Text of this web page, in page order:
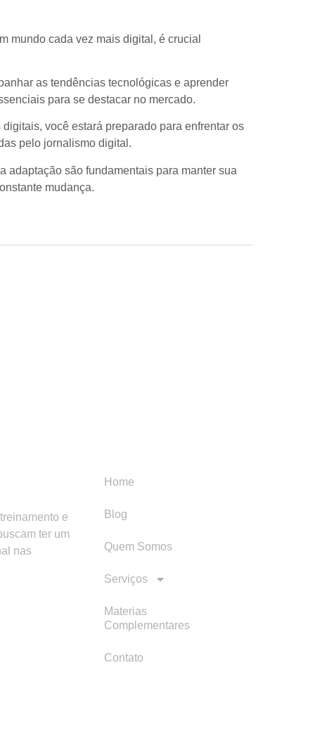
mundo cada vez mais digital, é crucial
as tendências tecnológicas e aprender
para se destacar no mercado.
você estará preparado para enfrentar os
pelo jornalismo digital.
adaptação são fundamentais para manter sua
mudança.
e
ter um
nas
Home
Blog
Quem Somos
Serviços
Materias
Complementares
Contato